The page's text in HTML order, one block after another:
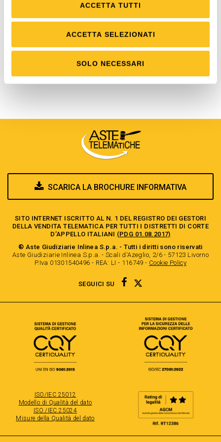
ACCETTA TUTTI
ACCETTA SELEZIONATI
SOLO NECESSARI
e la vendita dei mobili pignorati”
Art. 490 c.p.c. “Pubblicità degli avvisi”
Art. 530 c.p.c., “Provvedimento per l'assegnazione o
Art. 532 c.p.c. “Vendita a mezzo di commissionario”.
SCARICA LA BROCHURE INFORMATIVA
SITO INTERNET ISCRITTO AL N. 1 DEL REGISTRO DEI GESTORI
DELLA VENDITA TELEMATICA PER TUTTI I DISTRETTI DI CORTE
D’APPELLO ITALIANI (PDG 01.08.2017)
® Aste Giudiziarie Inlinea S.p.a. - Tutti i diritti sono riservati
Aste Giudiziarie Inlinea S.p.a. - Scali d'Azeglio, 2/6 - 57123 Livorno
P.Iva 01301540496 - REA: LI - 116749 - Cookie Policy
SEGUICI SU FACEBOOK
ISO/IEC 25012
Modello di Qualità del dato
ISO /IEC 25024
Misure della Qualità del dato